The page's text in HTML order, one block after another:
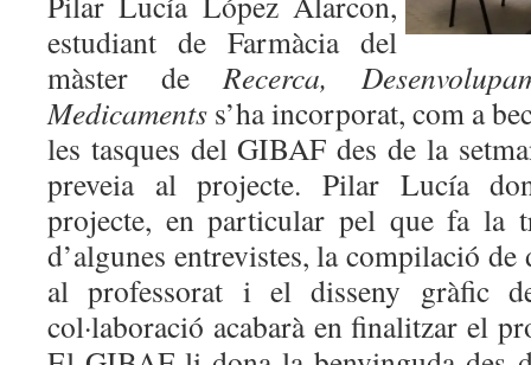
estudiant de Farmàcia del
màster deRecerca,
Medicaments s’ha incorporat, com a
les tasques del GIBAF des de la
preveia al projecte. Pilar Lucía
projecte, en particular pel que fa la
d’algunes entrevistes, la compilació de
al professorat i el disseny gràfic
col·laboració acabarà en finalitzar el